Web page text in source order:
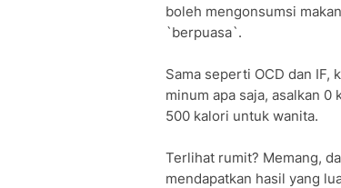
boleh mengonsumsi
`berpuasa`.
Sama seperti OCD dan IF,
minum apa saja, asalkan
500 kalori untuk wanita.
Terlihat rumit? Memang,
mendapatkan hasil yang